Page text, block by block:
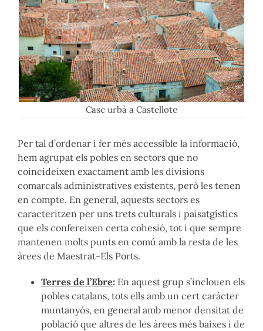
Casc urbà a Castellote
Per tal d’ordenar i fer més accessible la informació,
hem agrupat els pobles en sectors que no
coincideixen exactament amb les divisions
comarcals administratives existents, però les tenen
en compte. En general, aquests sectors es
caracteritzen per uns trets culturals i paisatgístics
que els confereixen certa cohesió, tot i que sempre
mantenen molts punts en comú amb la resta de les
àrees de Maestrat-Els Ports.
Terres de l’Ebre: En aquest grup s’inclouen els
pobles catalans, tots ells amb un cert caràcter
muntanyós, en general amb menor densitat de
població que altres de les àrees més baixes i de